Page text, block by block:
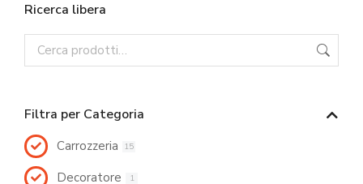
Ricerca libera
Filtra per Categoria
Carrozzeria 15
Decoratore 1